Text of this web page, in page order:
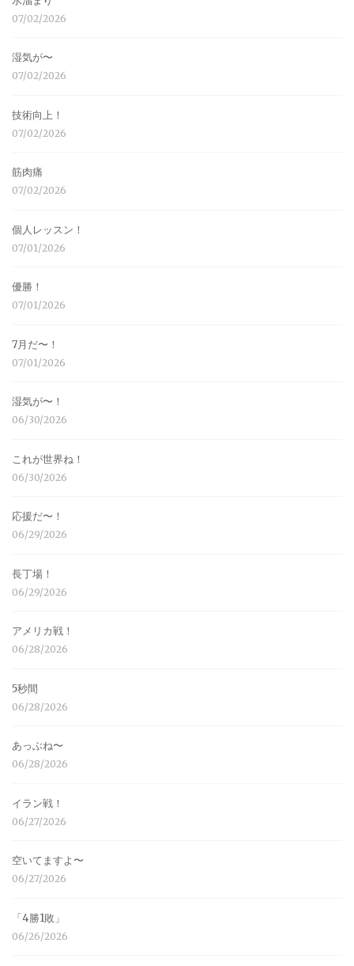
07/02/2026
湿気が〜
07/02/2026
技術向上！
07/02/2026
筋肉痛
07/02/2026
個人レッスン！
07/01/2026
優勝！
07/01/2026
7月だ〜！
07/01/2026
湿気が〜！
06/30/2026
これが世界ね！
06/30/2026
応援だ〜！
06/29/2026
長丁場！
06/29/2026
アメリカ戦！
06/28/2026
5秒間
06/28/2026
あっぶね〜
06/28/2026
イラン戦！
06/27/2026
空いてますよ〜
06/27/2026
「4勝1敗」
06/26/2026